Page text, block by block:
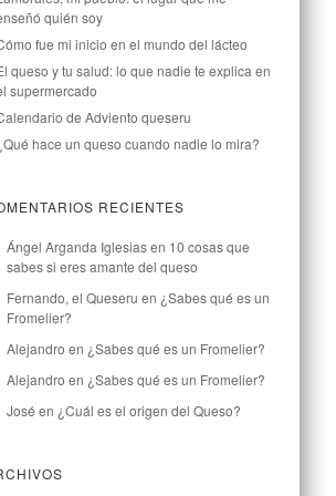
quién soy
fue mi inicio en el mundo del lácteo
queso y tu salud: lo que nadie te explica en
supermercado
de Adviento queseru
hace un queso cuando nadie lo mira?
RECIENTES
Ángel Arganda Iglesiasen 10 cosas que
sabes si eres amante del queso
Fernando, el Queseru en ¿Sabes qué es un
Fromelier?
Alejandro en ¿Sabes qué es un Fromelier?
Alejandro en ¿Sabes qué es un Fromelier?
José en ¿Cuál es el origen del Queso?